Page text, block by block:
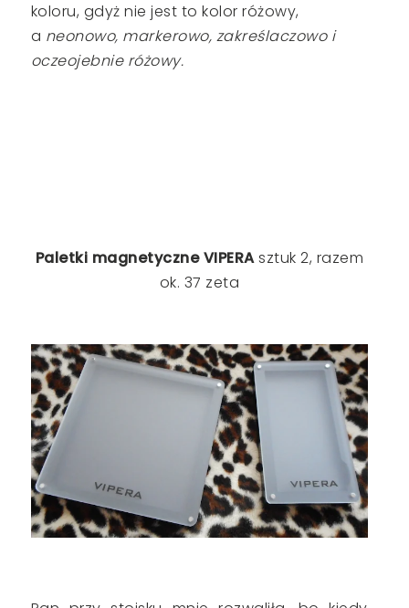
koloru, gdyż nie jest to kolor różowy,
a neonowo, markerowo, zakreślaczowo i
oczeojebnie różowy.
Paletki magnetyczne VIPERAsztuk 2, razem
ok. 37 zeta